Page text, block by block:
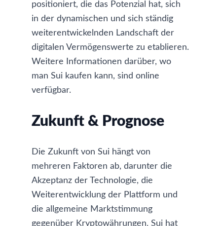
positioniert, die das Potenzial hat, sich
in der dynamischen und sich ständig
weiterentwickelnden Landschaft der
digitalen Vermögenswerte zu etablieren.
Weitere Informationen darüber, wo
man Sui kaufen kann, sind online
verfügbar.
Zukunft & Prognose
Die Zukunft von Sui hängt von
mehreren Faktoren ab, darunter die
Akzeptanz der Technologie, die
Weiterentwicklung der Plattform und
die allgemeine Marktstimmung
gegenüber Kryptowährungen. Sui hat